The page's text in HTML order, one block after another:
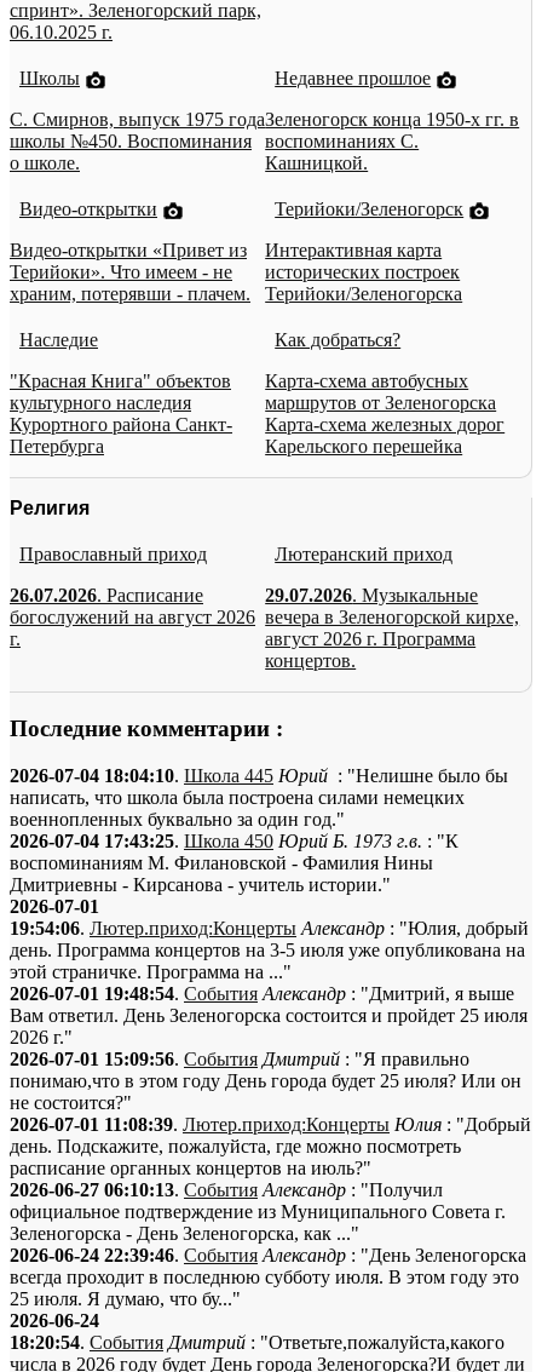
спринт». Зеленогорский парк,
06.10.2025 г.
Школы
С. Смирнов, выпуск 1975 года
школы №450. Воспоминания
о школе.
Недавнее прошлое
Зеленогорск конца 1950-х гг. в
воспоминаниях С.
Кашницкой.
Видео-открытки
Видео-открытки «Привет из
Терийоки». Что имеем - не
храним, потерявши - плачем.
Терийоки/Зеленогорск
Интерактивная карта
исторических построек
Терийоки/Зеленогорска
Наследие
"Красная Книга" объектов
культурного наследия
Курортного района Санкт-
Петербурга
Как добраться?
Карта-схема автобусных
маршрутов от Зеленогорска
Карта-схема железных дорог
Карельского перешейка
Религия
Православный приход
26.07.2026. Расписание
богослужений на август 2026
г.
Лютеранский приход
29.07.2026. Музыкальные
вечера в Зеленогорской кирхе,
август 2026 г. Программа
концертов.
Последние комментарии :
2026-07-04 18:04:10. Школа 445 Юрий : "Нелишне было бы
написать, что школа была построена силами немецких
военнопленных буквально за один год."
2026-07-04 17:43:25. Школа 450 Юрий Б. 1973 г.в. : "К
воспоминаниям М. Филановской - Фамилия Нины
Дмитриевны - Кирсанова - учитель истории."
2026-07-01
19:54:06. Лютер.приход:Концерты Александр : "Юлия, добрый
день. Программа концертов на 3-5 июля уже опубликована на
этой страничке. Программа на ..."
2026-07-01 19:48:54. События Александр : "Дмитрий, я выше
Вам ответил. День Зеленогорска состоится и пройдет 25 июля
2026 г."
2026-07-01 15:09:56. События Дмитрий : "Я правильно
понимаю,что в этом году День города будет 25 июля? Или он
не состоится?"
2026-07-01 11:08:39. Лютер.приход:Концерты Юлия : "Добрый
день. Подскажите, пожалуйста, где можно посмотреть
расписание органных концертов на июль?"
2026-06-27 06:10:13. События Александр : "Получил
официальное подтверждение из Муниципального Совета г.
Зеленогорска - День Зеленогорска, как ..."
2026-06-24 22:39:46. События Александр : "День Зеленогорска
всегда проходит в последнюю субботу июля. В этом году это
25 июля. Я думаю, что бу..."
2026-06-24
18:20:54. События Дмитрий : "Ответьте,пожалуйста,какого
числа в 2026 году будет День города Зеленогорска?И будет ли